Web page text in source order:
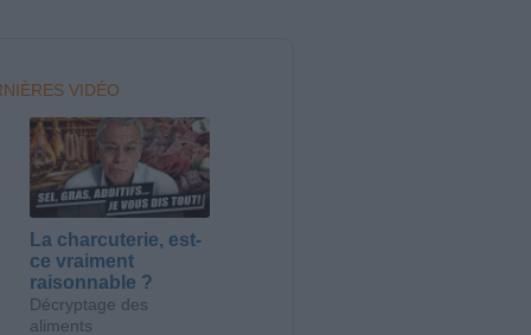
VIDÉO
La charcuterie, est-
ce vraiment
raisonnable ?
Décryptage des
aliments